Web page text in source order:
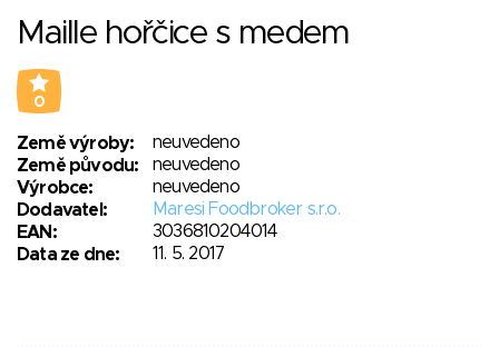
Maille hořčice s medem
0
Země výroby:
neuvedeno
Země původu:
neuvedeno
Výrobce:
neuvedeno
Dodavatel:
Maresi Foodbroker s.r.o.
EAN:
3036810204014
Data ze dne:
11. 5. 2017